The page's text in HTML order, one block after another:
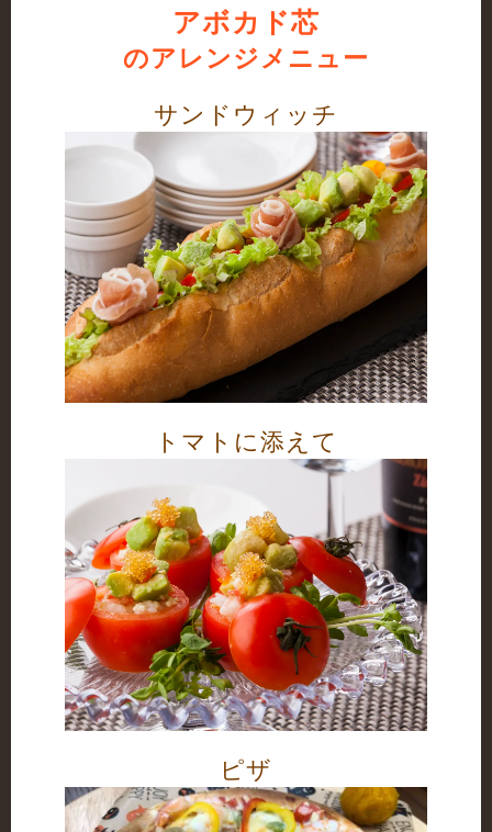
アボカド芯
のアレンジメニュー
サンドウィッチ
トマトに添えて
ピザ